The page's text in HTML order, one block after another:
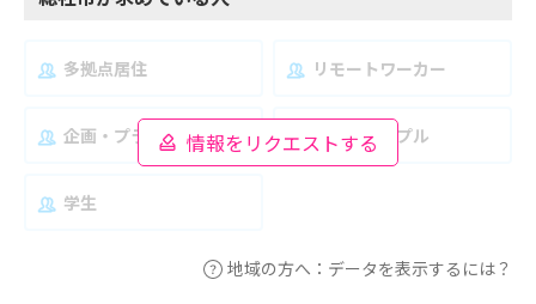
情報をリクエストする
多拠点居住 リモートワーカー
企画・プランナー 夫婦・カップル
学生
地域の方へ：データを表示するには？